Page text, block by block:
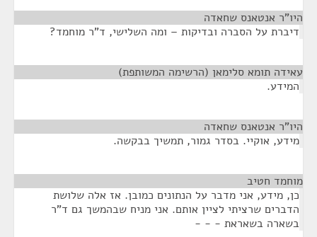
היו"ר אנטאנס שחאדה
דיברת על הסברה ובדיקות – ומה השלישי, ד"ר מוחמד?
עאידה תומא סלימאן (הרשימה המשותפת)
המידע.
היו"ר אנטאנס שחאדה
מידע, אוקיי. בסדר גמור, תמשיך בבקשה.
מוחמד חטיב
כן, מידע, אני מדבר על הנתונים כמובן. אז אלה שלושת
הדברים שרציתי לציין אותם. אני מניח שבהמשך גם ד"ר
בשארה בשאראת - - -